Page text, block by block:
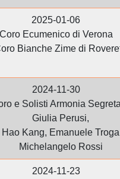
2025-01-06
Coro Ecumenico di Verona
Bianche Zime di
2024-11-30
e Solisti Armonia
Giulia Perusi,
Kang, Emanuele Troga
Michelangelo Rossi
2024-11-23